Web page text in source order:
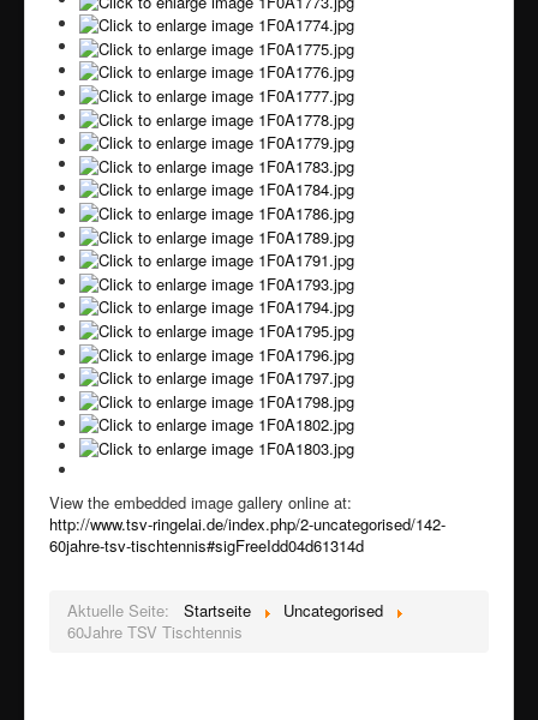
View the embedded image gallery online at:
http://www.tsv-ringelai.de/index.php/2-uncategorised/142-
60jahre-tsv-tischtennis#sigFreeIdd04d61314d
Aktuelle Seite: Startseite
Uncategorised
60Jahre TSV Tischtennis